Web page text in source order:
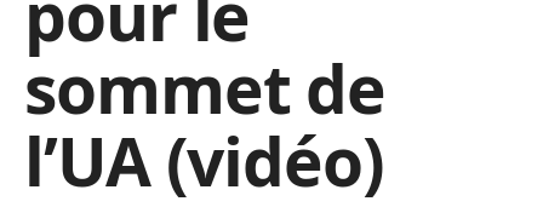
sommet de
l’UA (vidéo)